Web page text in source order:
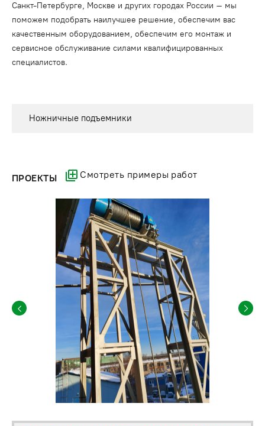
Санкт-Петербурге, Москве и других городах России – мы
поможем подобрать наилучшее решение, обеспечим вас
качественным оборудованием, обеспечим его монтаж и
сервисное обслуживание силами квалифицированных
специалистов.
Ножничные подъемники
ПРОЕКТЫ Смотреть примеры работ